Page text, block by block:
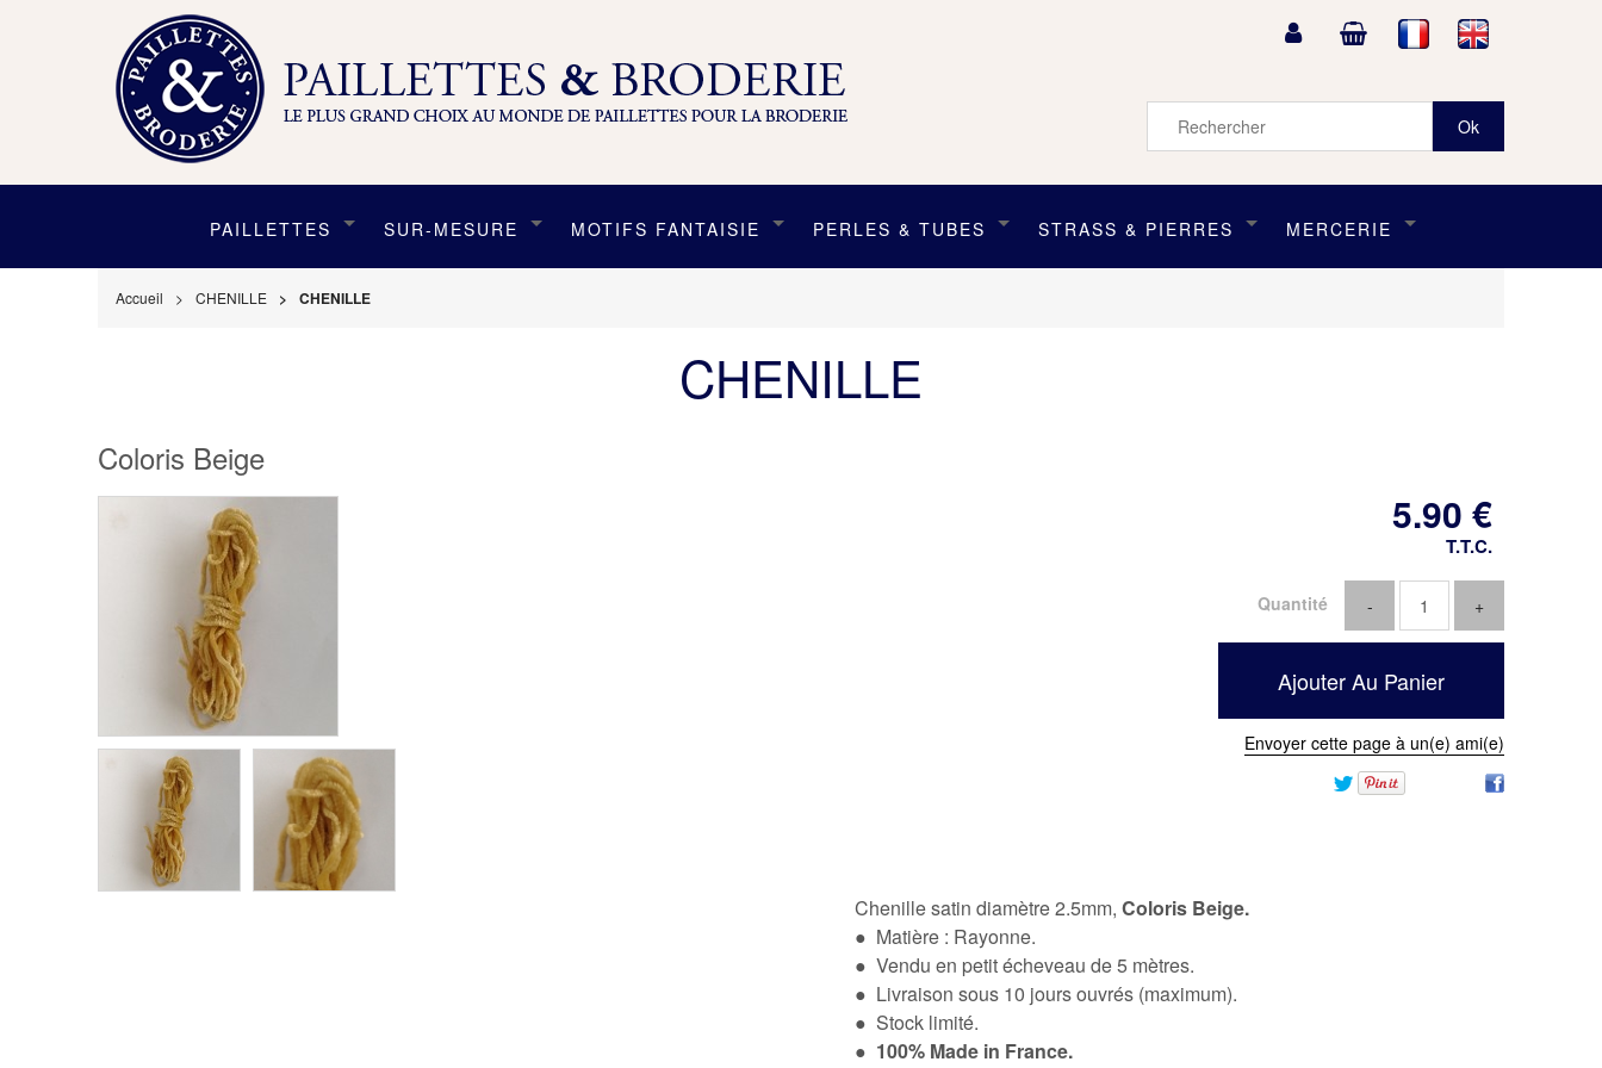
PAILLETTES SUR-MESURE MOTIFS FANTAISIE PERLES & TUBES STRASS & PIERRES MERCERIE
Accueil CHENILLE CHENILLE
CHENILLE
Coloris Beige
5.90 €
T.T.C.
Quantité
Envoyer cette page à un(e) ami(e)
Chenille satin diamètre 2.5mm, Coloris Beige.
● Matière : Rayonne.
● Vendu en petit écheveau de 5 mètres.
● Livraison sous 10 jours ouvrés (maximum).
● Stock limité.
● 100% Made in France.